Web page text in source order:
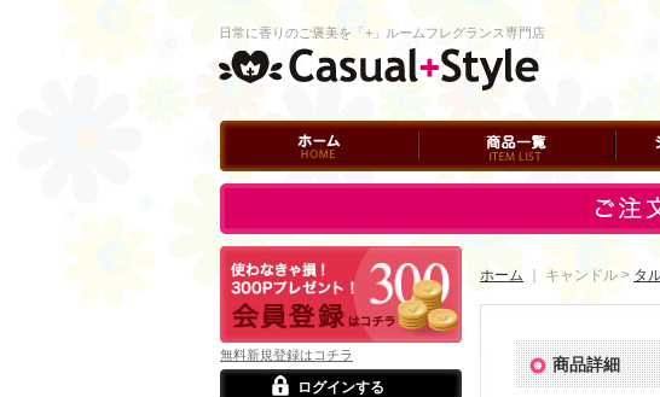
ホーム 商品一覧 ショ
日常に香りのご褒美を「+」ルームフレグランス専門店
ログイン
無料新規登録はコチラ
ログインする
ホーム ｜ キャンドル > タ
商品詳細